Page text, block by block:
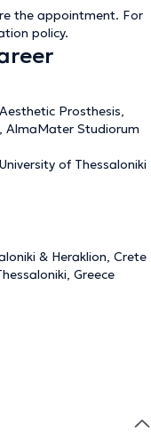
the appointment. For
policy.
Prosthesis,
AlmaMater Studiorum
of Thessaloniki
& Heraklion, Crete
Greece